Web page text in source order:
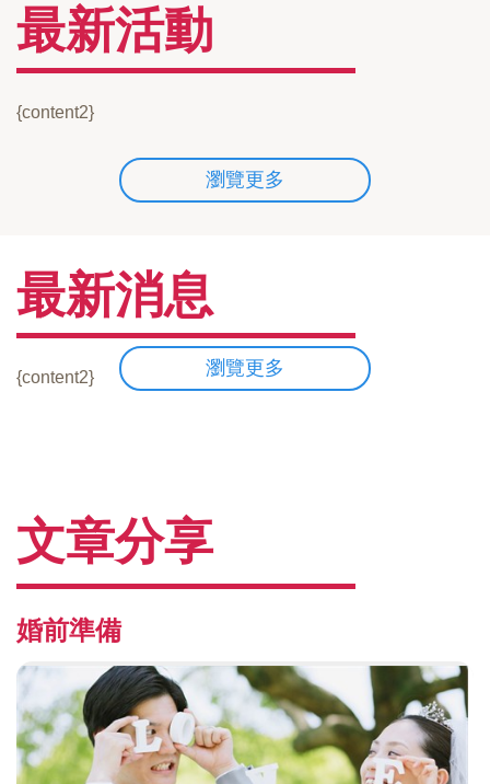
最新活動
{content2}
瀏覽更多
最新消息
{content2} 瀏覽更多
文章分享
婚前準備